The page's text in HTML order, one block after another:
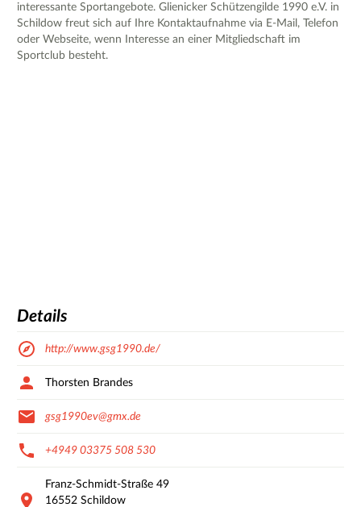
interessante Sportangebote. Glienicker Schützengilde 1990 e.V. in
Schildow freut sich auf Ihre Kontaktaufnahme via E-Mail, Telefon
oder Webseite, wenn Interesse an einer Mitgliedschaft im
Sportclub besteht.
Details
http://www.gsg1990.de/
Thorsten Brandes
gsg1990ev@gmx.de
+4949 03375 508 530
Franz-Schmidt-Straße 49
16552 Schildow